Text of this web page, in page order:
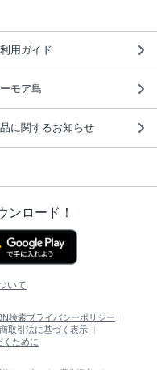
用ガイド
モア島
に関するお知らせ
ンロード！
いて
検索プライバシーポリシー
取引法に基づく表示
くために